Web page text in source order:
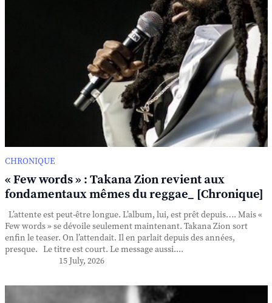
CHRONIQUE
« Few words » : Takana Zion revient aux
fondamentaux mêmes du reggae_ [Chronique]
L’attente est peut-être longue. L’album, lui, est prêt depuis…. Mais «
Few words » se dévoile seulement maintenant. Takana Zion sort
enfin le teaser. On l’attendait. Il en parlait depuis des années,
presque. Le titre est court. Le message aussi....
15 July, 2026